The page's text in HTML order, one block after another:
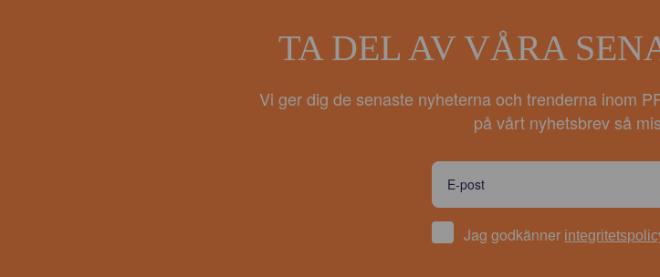
TA DEL AV VÅRA
Vi ger dig de senaste nyheterna och trenderna inom
på vårt nyhetsbrev så
Jag godkänner